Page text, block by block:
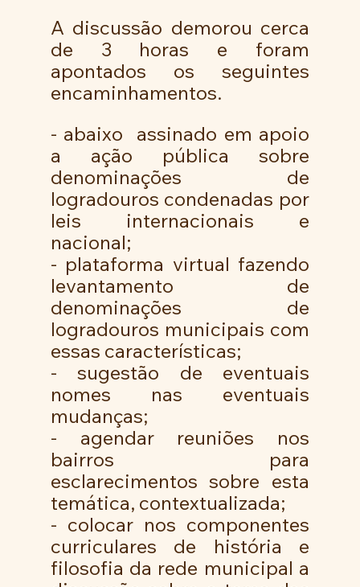
A discussão demorou cerca
de 3 horas e foram
apontados os seguintes
encaminhamentos.
- abaixo  assinado em apoio
a ação pública sobre
denominações de
logradouros condenadas por
leis internacionais e
nacional;
- plataforma virtual fazendo
levantamento de
denominações de
logradouros municipais com
essas características;
- sugestão de eventuais
nomes nas eventuais
mudanças;
- agendar reuniões nos
bairros  para
esclarecimentos sobre esta
temática, contextualizada;
- colocar nos componentes
curriculares de história e
filosofia da rede municipal a